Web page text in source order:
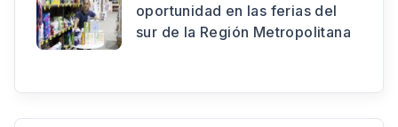
oportunidad en las ferias del
sur de la Región Metropolitana